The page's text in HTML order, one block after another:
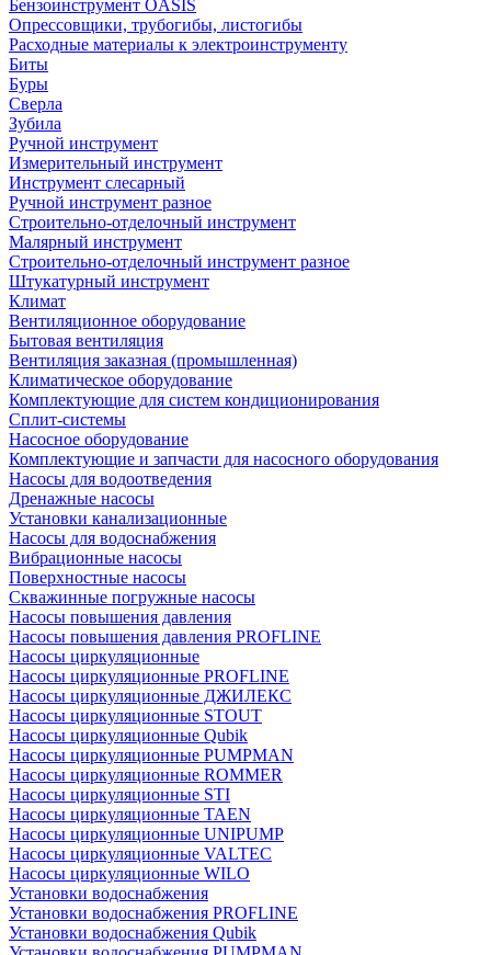
Бензоинструмент OASIS
Опрессовщики, трубогибы, листогибы
Расходные материалы к электроинструменту
Биты
Буры
Сверла
Зубила
Ручной инструмент
Измерительный инструмент
Инструмент слесарный
Ручной инструмент разное
Строительно-отделочный инструмент
Малярный инструмент
Строительно-отделочный инструмент разное
Штукатурный инструмент
Климат
Вентиляционное оборудование
Бытовая вентиляция
Вентиляция заказная (промышленная)
Климатическое оборудование
Комплектующие для систем кондиционирования
Сплит-системы
Насосное оборудование
Комплектующие и запчасти для насосного оборудования
Насосы для водоотведения
Дренажные насосы
Установки канализационные
Насосы для водоснабжения
Вибрационные насосы
Поверхностные насосы
Скважинные погружные насосы
Насосы повышения давления
Насосы повышения давления PROFLINE
Насосы циркуляционные
Насосы циркуляционные PROFLINE
Насосы циркуляционные ДЖИЛЕКС
Насосы циркуляционные STOUT
Насосы циркуляционные Qubik
Насосы циркуляционные PUMPMAN
Насосы циркуляционные ROMMER
Насосы циркуляционные STI
Насосы циркуляционные TAEN
Насосы циркуляционные UNIPUMP
Насосы циркуляционные VALTEC
Насосы циркуляционные WILO
Установки водоснабжения
Установки водоснабжения PROFLINE
Установки водоснабжения Qubik